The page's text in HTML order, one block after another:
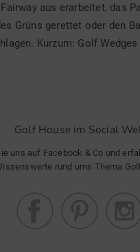
aus erarbeitet, das
Grüns gerettet oder den
Kurzum: Golf
Golf House im Social
uns auf Facebook & Co und
rund ums Thema